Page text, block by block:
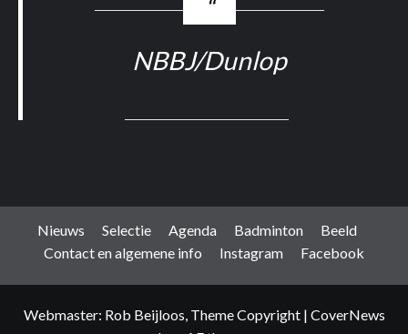
NBBJ/Dunlop
Nieuws Selectie Agenda Badminton
Beeld
Contact en algemene info
Instagram Facebook
Webmaster: Rob Beijloos, Theme Copyright | CoverNews